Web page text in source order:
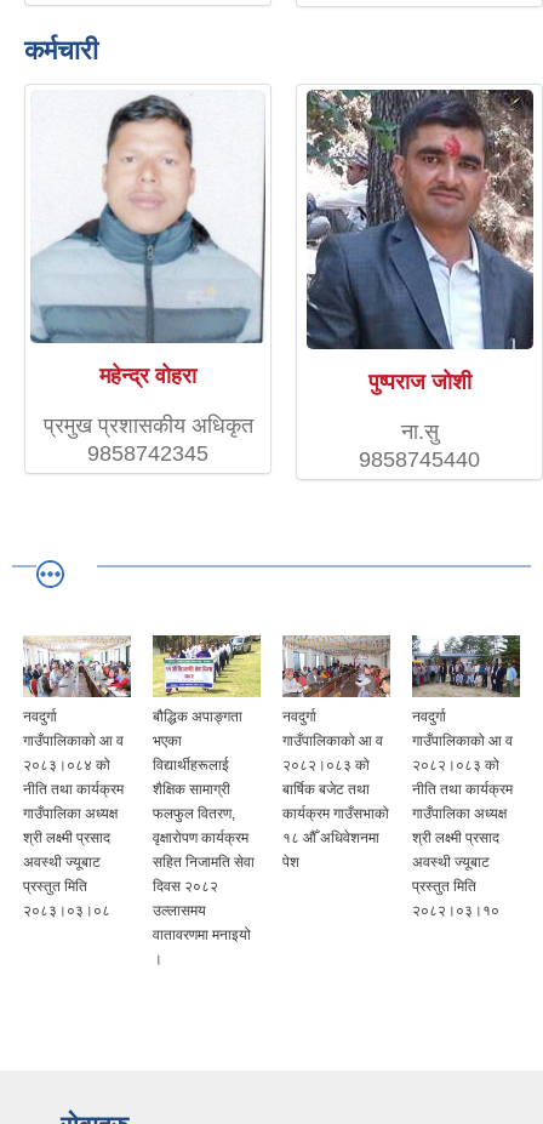
कर्मचारी
महेन्द्र वाेहरा
प्रमुख प्रशासकीय अधिकृत
9858742345
पुष्पराज जाेशी
ना.सु
9858745440
नवदुर्गा
गाउँपालिकाको आ व
२०८३।०८४ को
नीति तथा कार्यक्रम
गाउँपालिका अध्यक्ष
श्री लक्ष्मी प्रसाद
अवस्थी ज्यूबाट
प्रस्तुत मिति
२०८३।०३।०८
बौद्धिक अपाङ्गता
भएका
विद्यार्थीहरूलाई
शैक्षिक सामाग्री
फलफुल वितरण,
वृक्षारोपण कार्यक्रम
सहित निजामति सेवा
दिवस २०८२
उल्लासमय
वातावरणमा मनाइयो
।
नवदुर्गा
गाउँपालिकाको आ व
२०८२।०८३ को
बार्षिक बजेट तथा
कार्यक्रम गाउँसभाको
१८ औँ अधिवेशनमा
पेश
नवदुर्गा
गाउँपालिकाको आ व
२०८२।०८३ को
नीति तथा कार्यक्रम
गाउँपालिका अध्यक्ष
श्री लक्ष्मी प्रसाद
अवस्थी ज्यूबाट
प्रस्तुत मिति
२०८२।०३।१०